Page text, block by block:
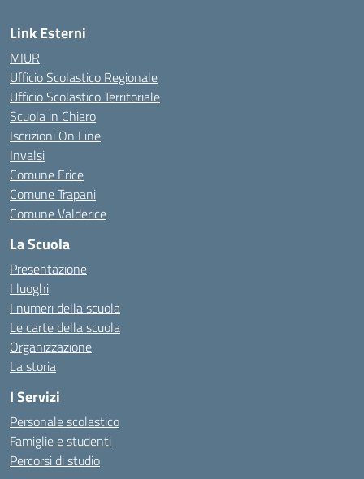
Link Esterni
MIUR
Ufficio Scolastico Regionale
Ufficio Scolastico Territoriale
Scuola in Chiaro
Iscrizioni On Line
Invalsi
Comune Erice
Comune Trapani
Comune Valderice
La Scuola
Presentazione
I luoghi
I numeri della scuola
Le carte della scuola
Organizzazione
La storia
I Servizi
Personale scolastico
Famiglie e studenti
Percorsi di studio